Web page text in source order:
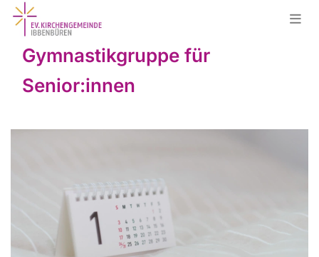
Gymnastikgruppe für
Senior:innen